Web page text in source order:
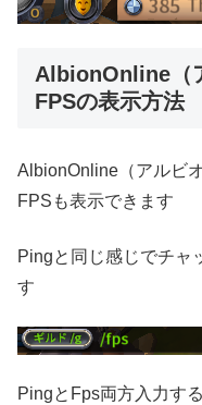
AlbionOnline（
FPSの表示方法
AlbionOnline（アルビ
FPSも表示できます
Pingと同じ感じでチャ
す
PingとFps両方入力す